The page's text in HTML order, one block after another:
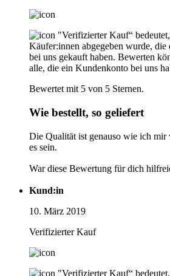
"Verifizierter Kauf“
Käufer:innen abgegeben wurde, die
bei uns gekauft haben. Bewerten
alle, die ein Kundenkonto bei uns
Bewertet mit 5 von 5 Sternen.
Wie bestellt, so geliefert
Die Qualität ist genauso wie ich mir
es sein.
War diese Bewertung für dich
Kund:in
10. März 2019
Verifizierter Kauf
"Verifizierter Kauf“